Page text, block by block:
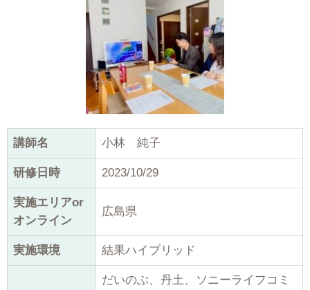
講師名 小林 純子
研修日時 2023/10/29
実施エリアor
オンライン
広島県
実施環境 結果ハイブリッド
だいのぶ、丹土、ソニーライフコミ